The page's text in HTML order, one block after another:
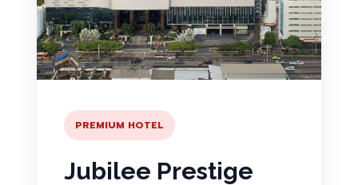
PREMIUM HOTEL
Jubilee Prestige